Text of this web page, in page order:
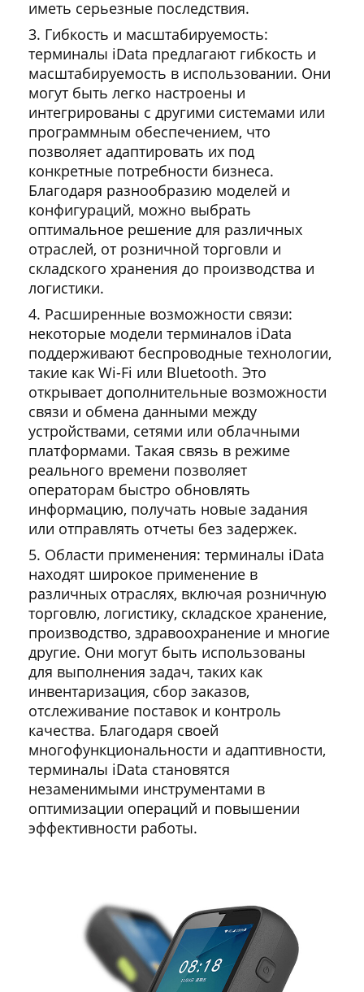
иметь серьезные последствия.
Гибкость и масштабируемость:
терминалы iData предлагают гибкость и
масштабируемость в использовании. Они
могут быть легко настроены и
интегрированы с другими системами или
программным обеспечением, что
позволяет адаптировать их под
конкретные потребности бизнеса.
Благодаря разнообразию моделей и
конфигураций, можно выбрать
оптимальное решение для различных
отраслей, от розничной торговли и
складского хранения до производства и
логистики.
Расширенные возможности связи:
некоторые модели терминалов iData
поддерживают беспроводные технологии,
такие как Wi-Fi или Bluetooth. Это
открывает дополнительные возможности
связи и обмена данными между
устройствами, сетями или облачными
платформами. Такая связь в режиме
реального времени позволяет
операторам быстро обновлять
информацию, получать новые задания
или отправлять отчеты без задержек.
Области применения: терминалы iData
находят широкое применение в
различных отраслях, включая розничную
торговлю, логистику, складское хранение,
производство, здравоохранение и многие
другие. Они могут быть использованы
для выполнения задач, таких как
инвентаризация, сбор заказов,
отслеживание поставок и контроль
качества. Благодаря своей
многофункциональности и адаптивности,
терминалы iData становятся
незаменимыми инструментами в
оптимизации операций и повышении
эффективности работы.